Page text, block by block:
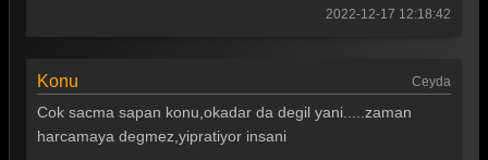
2022-12-17 12:18:42
Konu Ceyda
Cok sacma sapan konu,okadar da degil yani.....zaman
harcamaya degmez,yipratiyor insani